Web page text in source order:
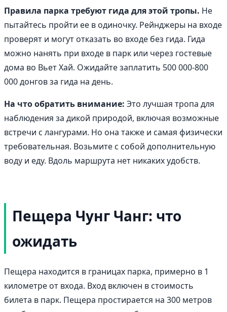
Правила парка требуют гида для этой тропы. Не
пытайтесь пройти ее в одиночку. Рейнджеры на входе
проверят и могут отказать во входе без гида. Гида
можно нанять при входе в парк или через гостевые
дома во Вьет Хай. Ожидайте заплатить 500 000-800
000 донгов за гида на день.
На что обратить внимание: Это лучшая тропа для
наблюдения за дикой природой, включая возможные
встречи с лангурами. Но она также и самая физически
требовательная. Возьмите с собой дополнительную
воду и еду. Вдоль маршрута нет никаких удобств.
Пещера Чунг Чанг: что
ожидать
Пещера находится в границах парка, примерно в 1
километре от входа. Вход включен в стоимость
билета в парк. Пещера простирается на 300 метров